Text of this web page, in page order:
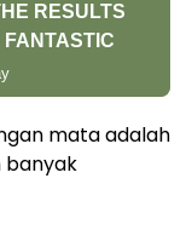
mata adalah
banyak